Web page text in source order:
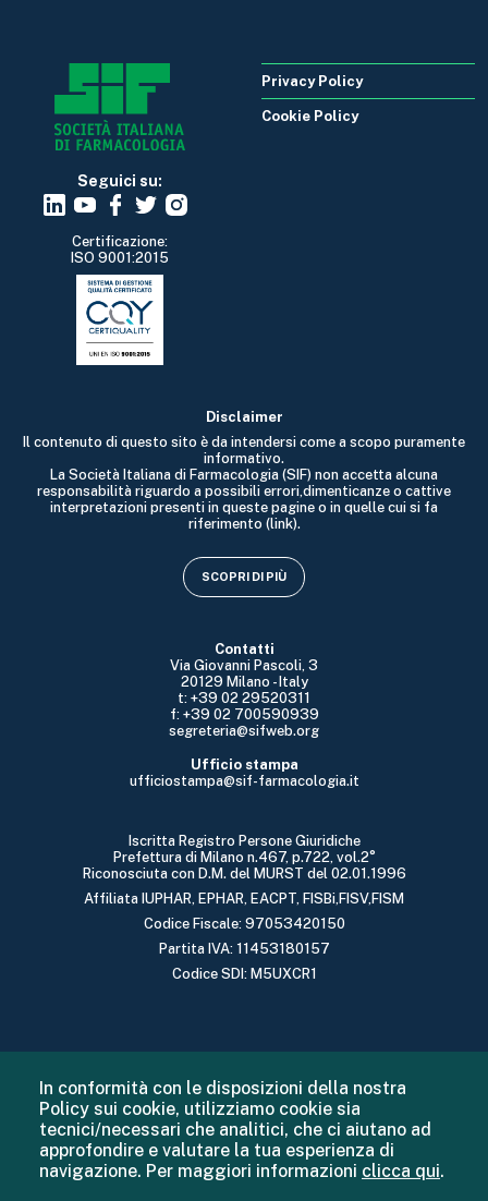
Seguici su:
Certificazione:
ISO 9001:2015
Contatti
Via Giovanni Pascoli, 3
20129 Milano - Italy
t: +39 02 29520311
f: +39 02 700590939
segreteria@sifweb.org
Ufficio stampa
ufficiostampa@sif-farmacologia.it
Iscritta Registro Persone Giuridiche
Prefettura di Milano n.467, p.722, vol.2°
Riconosciuta con D.M. del MURST del 02.01.1996
Affiliata IUPHAR, EPHAR, EACPT, FISBi,FISV,FISM
Codice Fiscale: 97053420150
Partita IVA: 11453180157
Codice SDI: M5UXCR1
Disclaimer
Il contenuto di questo sito è da intendersi come a scopo puramente
informativo.
La Società Italiana di Farmacologia (SIF) non accetta alcuna
responsabilità riguardo a possibili errori,dimenticanze o cattive
interpretazioni presenti in queste pagine o in quelle cui si fa
riferimento (link).
SCOPRI DI PIÙ
Privacy Policy
Cookie Policy
In conformità con le disposizioni della nostra
Policy sui cookie, utilizziamo cookie sia
tecnici/necessari che analitici, che ci aiutano ad
approfondire e valutare la tua esperienza di
navigazione. Per maggiori informazioni clicca qui.